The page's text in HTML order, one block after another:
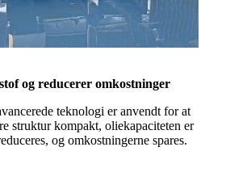
og reducerer omkostninger
teknologi er anvendt for at
struktur kompakt, oliekapaciteten er
og omkostningerne spares.